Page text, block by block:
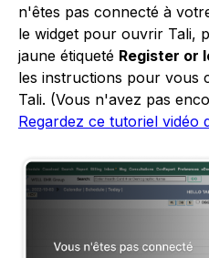
n'êtes pas connecté à
le widget pour ouvrir Tali,
jaune étiqueté Register or
les instructions pour vous
Tali. (Vous n'avez pas
Regardez ce tutoriel vidéo